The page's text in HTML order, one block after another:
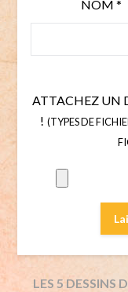
NOM*
ATTACHEZ UN
! (TYPES DE
LES 5 DESSINS